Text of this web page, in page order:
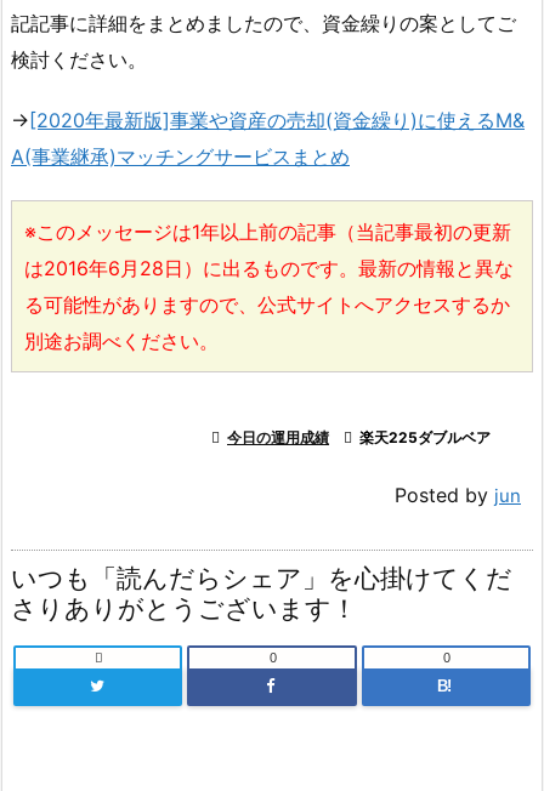
記記事に詳細をまとめましたので、資金繰りの案としてご
検討ください。
→ [2020年最新版]事業や資産の売却(資金繰り)に使えるM&
A(事業継承)マッチングサービスまとめ
※このメッセージは1年以上前の記事（当記事最初の更新
は2016年6月28日）に出るものです。最新の情報と異な
る可能性がありますので、公式サイトへアクセスするか
別途お調べください。
 今日の運用成績  楽天225ダブルベア
Posted by jun
いつも「読んだらシェア」を心掛けてくだ
さりありがとうございます！
 0
B!
0